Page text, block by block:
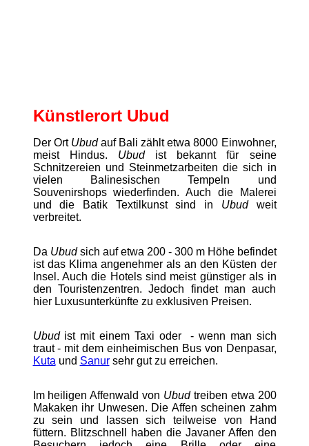
Künstlerort Ubud
Der Ort Ubudauf Bali zählt etwa 8000 Einwohner,
meist Hindus. Ubudist bekannt für seine
Schnitzereien und Steinmetzarbeiten die sich in
vielen Balinesischen Tempeln und
Souvenirshops wiederfinden. Auch die Malerei
und die Batik Textilkunst sind in Ubudweit
verbreitet.
Da Ubudsich auf etwa 200 - 300 m Höhe befindet
ist das Klima angenehmer als an den Küsten der
Insel. Auch die Hotels sind meist günstiger als in
den Touristenzentren. Jedoch findet man auch
hier Luxusunterkünfte zu exklusiven Preisen.
Ubudist mit einem Taxi oder - wenn man sich
traut - mit dem einheimischen Bus von Denpasar,
Kuta und Sanursehr gut zu erreichen.
Im heiligen Affenwald von Ubudtreiben etwa 200
Makaken ihr Unwesen. Die Affen scheinen zahm
zu sein und lassen sich teilweise von Hand
füttern. Blitzschnell haben die Javaner Affen den